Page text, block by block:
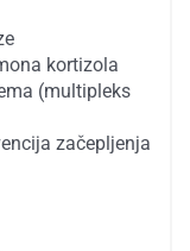
kortizola
(multipleks
začepljenja